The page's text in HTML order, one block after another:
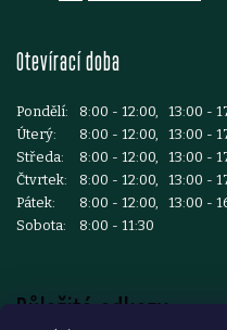
Otevírací doba
Pondělí:
8:00 - 12:00, 13:00 -
Úterý:
8:00 - 12:00, 13:00 -
Středa:
8:00 - 12:00, 13:00 -
Čtvrtek:
8:00 - 12:00, 13:00 -
Pátek:
8:00 - 12:00, 13:00 -
Sobota:
8:00 - 11:30
Důležité odkazy